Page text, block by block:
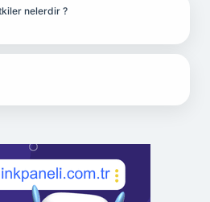
nelerdir ?